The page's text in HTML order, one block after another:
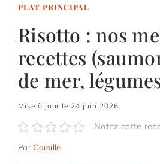
PLAT PRINCIPAL
Risotto : nos
recettes
de mer,
Mise à jour le 24 juin 2026
Notez cette
ParCamille